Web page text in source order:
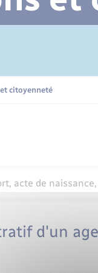
citoyenneté
d'un